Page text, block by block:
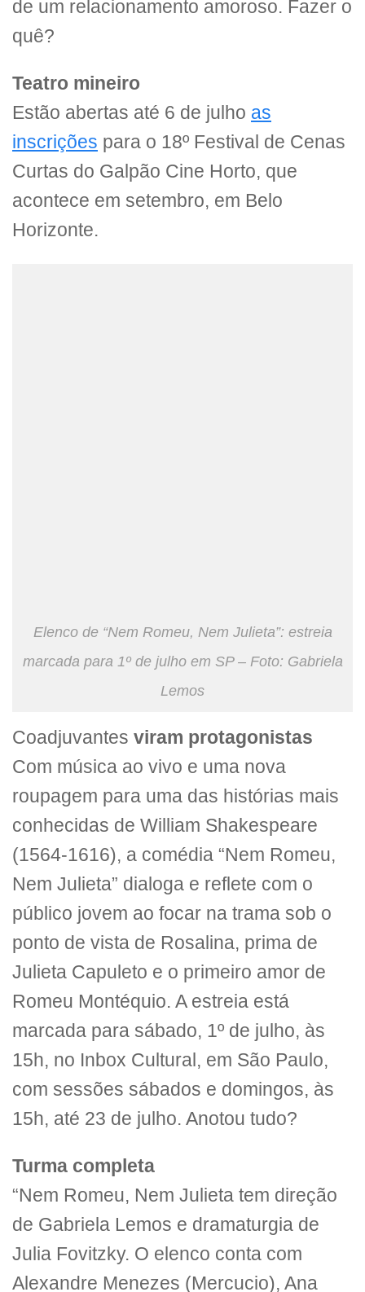
de um relacionamento amoroso. Fazer o
quê?
Teatro mineiro
Estão abertas até 6 de julho as
inscrições para o 18º Festival de Cenas
Curtas do Galpão Cine Horto, que
acontece em setembro, em Belo
Horizonte.
Elenco de “Nem Romeu, Nem Julieta”: estreia
marcada para 1º de julho em SP – Foto: Gabriela
Lemos
Coadjuvantes viram protagonistas
Com música ao vivo e uma nova
roupagem para uma das histórias mais
conhecidas de William Shakespeare
(1564-1616), a comédia “Nem Romeu,
Nem Julieta” dialoga e reflete com o
público jovem ao focar na trama sob o
ponto de vista de Rosalina, prima de
Julieta Capuleto e o primeiro amor de
Romeu Montéquio. A estreia está
marcada para sábado, 1º de julho, às
15h, no Inbox Cultural, em São Paulo,
com sessões sábados e domingos, às
15h, até 23 de julho. Anotou tudo?
Turma completa
“Nem Romeu, Nem Julieta tem direção
de Gabriela Lemos e dramaturgia de
Julia Fovitzky. O elenco conta com
Alexandre Menezes (Mercucio), Ana